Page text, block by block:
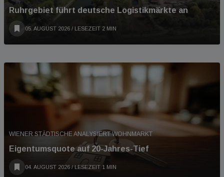
Ruhrgebiet führt deutsche Logistikmärkte an
05. AUGUST 2026 / LESEZEIT 2 MIN
WIENER STÄDTISCHE ANALYSIERT WOHNMARKT
Eigentumsquote auf 20-Jahres-Tief
04. AUGUST 2026 / LESEZEIT 1 MIN